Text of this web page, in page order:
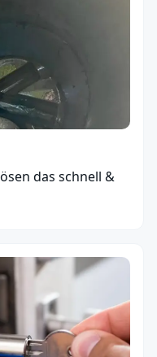
das schnell &